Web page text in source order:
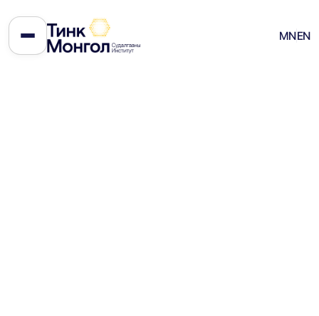
MNEN
Ашигт малтмалын тухай
хуулийн шинэчлэл: Боломж